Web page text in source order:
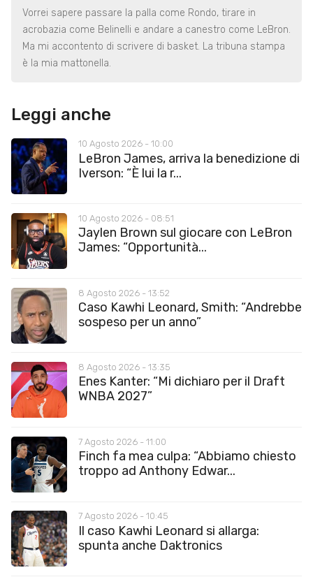
Vorrei sapere passare la palla come Rondo, tirare in
acrobazia come Belinelli e andare a canestro come LeBron.
Ma mi accontento di scrivere di basket. La tribuna stampa
è la mia mattonella.
Leggi anche
10 Agosto 2026 - 10:00
LeBron James, arriva la benedizione di
Iverson: “È lui la r...
10 Agosto 2026 - 08:51
Jaylen Brown sul giocare con LeBron
James: “Opportunità...
8 Agosto 2026 - 13:52
Caso Kawhi Leonard, Smith: “Andrebbe
sospeso per un anno”
8 Agosto 2026 - 13:35
Enes Kanter: “Mi dichiaro per il Draft
WNBA 2027”
7 Agosto 2026 - 11:00
Finch fa mea culpa: “Abbiamo chiesto
troppo ad Anthony Edwar...
7 Agosto 2026 - 10:45
Il caso Kawhi Leonard si allarga:
spunta anche Daktronics